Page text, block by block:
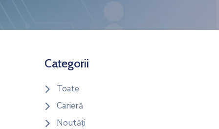
Categorii
Toate
Carieră
Noutăți